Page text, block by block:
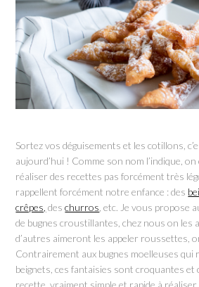
Sortez vos déguisements et les cotillons,
aujourd’hui ! Comme son nom l’indique,
réaliser des recettes pas forcément très
rappellent forcément notre enfance : des
crêpes, deschurros , etc. Je vous propose
de bugnes croustillantes, chez nous on les
d’autres aimeront les appeler roussettes,
Contrairement aux bugnes moelleuses qui
beignets, ces fantaisies sont croquantes et
recette, vraiment simple et rapide à